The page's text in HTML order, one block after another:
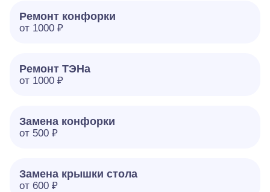
Ремонт конфорки
от 1000 ₽
Ремонт ТЭНа
от 1000 ₽
Замена конфорки
от 500 ₽
Замена крышки стола
от 600 ₽